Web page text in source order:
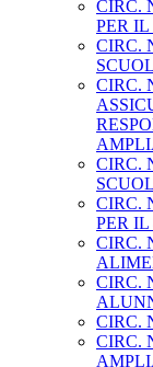
CIRC.
PER
CIRC.
CIRC.
CIRC.
CIRC.
PER
CIRC.
CIRC.
CIRC.
CIRC.